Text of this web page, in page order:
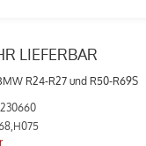
LIEFERBAR
R24-R27 und R50-R69S